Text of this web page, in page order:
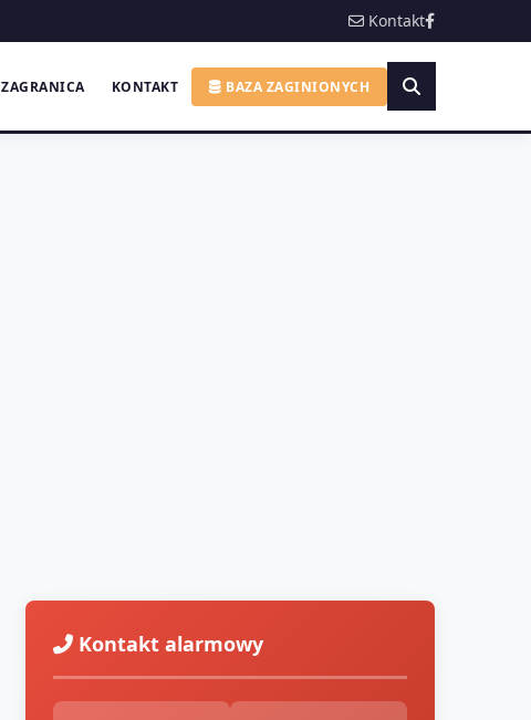
Kontakt
ZAGRANICA KONTAKT BAZA ZAGINIONYCH
Kontakt alarmowy